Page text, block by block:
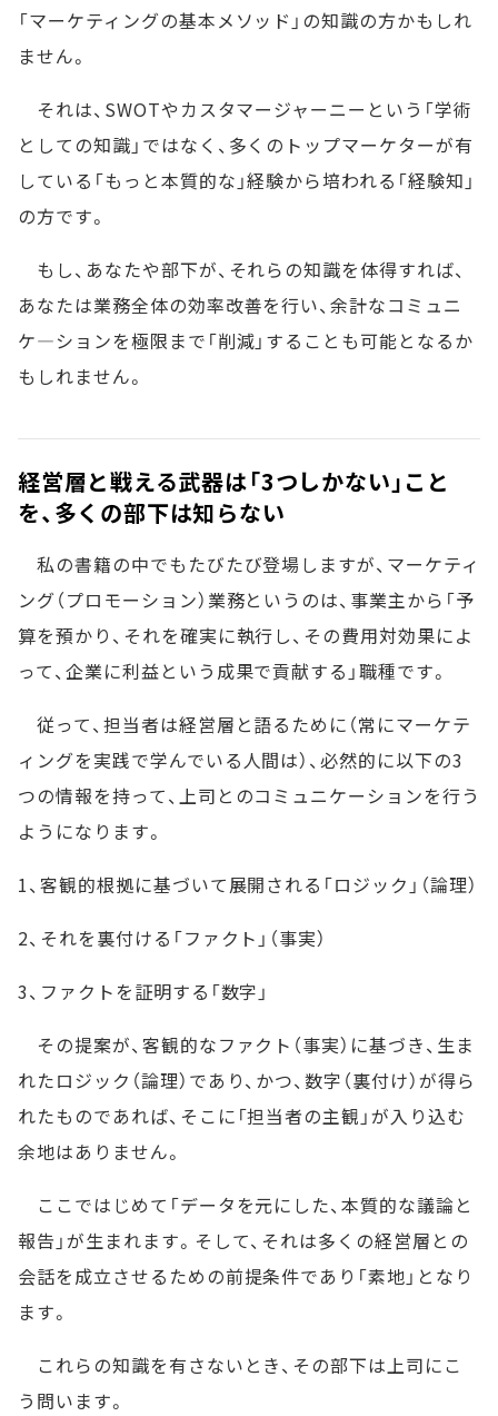
「マーケティングの基本メソッド」の知識の方かもしれ
ません。
それは、SWOTやカスタマージャーニーという「学術
としての知識」ではなく、多くのトップマーケターが有
している「もっと本質的な」経験から培われる「経験知」
の方です。
もし、あなたや部下が、それらの知識を体得すれば、
あなたは業務全体の効率改善を行い、余計なコミュニ
ケ―ションを極限まで「削減」することも可能となるか
もしれません。
経営層と戦える武器は「3つしかない」こと
を、多くの部下は知らない
私の書籍の中でもたびたび登場しますが、マーケティ
ング（プロモーション）業務というのは、事業主から「予
算を預かり、それを確実に執行し、その費用対効果によ
って、企業に利益という成果で貢献する」職種です。
従って、担当者は経営層と語るために（常にマーケテ
ィングを実践で学んでいる人間は）、必然的に以下の3
つの情報を持って、上司とのコミュニケーションを行う
ようになります。
1、客観的根拠に基づいて展開される「ロジック」（論理）
2、それを裏付ける「ファクト」（事実）
3、ファクトを証明する「数字」
その提案が、客観的なファクト（事実）に基づき、生ま
れたロジック（論理）であり、かつ、数字（裏付け）が得ら
れたものであれば、そこに「担当者の主観」が入り込む
余地はありません。
ここではじめて「データを元にした、本質的な議論と
報告」が生まれます。そして、それは多くの経営層との
会話を成立させるための前提条件であり「素地」となり
ます。
これらの知識を有さないとき、その部下は上司にこ
う問います。